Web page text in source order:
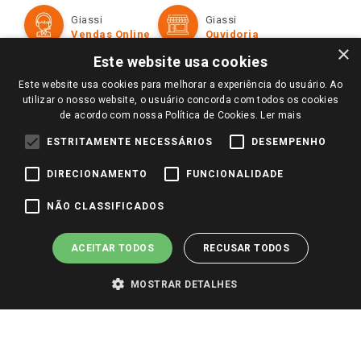
Televendas
Perguntas frequentes
Trabalhe Conosco
Identidade Visual
Formas de Pagamento
Políticas de entrega
Trocas e Devoluções
Giassi
Vendas Online
Giassi
Ouvidoria
Redes Sociais
Pagamento e Segurança
×
Este website usa cookies
Este website usa cookies para melhorar a experiência do usuário. Ao
utilizar o nosso website, o usuário concorda com todos os cookies
de acordo com nossa Política de Cookies. Ler mais
ESTRITAMENTE NECESSÁRIOS DESEMPENHO
DIRECIONAMENTO FUNCIONALIDADE
NÃO CLASSIFICADOS
ACEITAR TODOS RECUSAR TODOS
MOSTRAR DETALHES